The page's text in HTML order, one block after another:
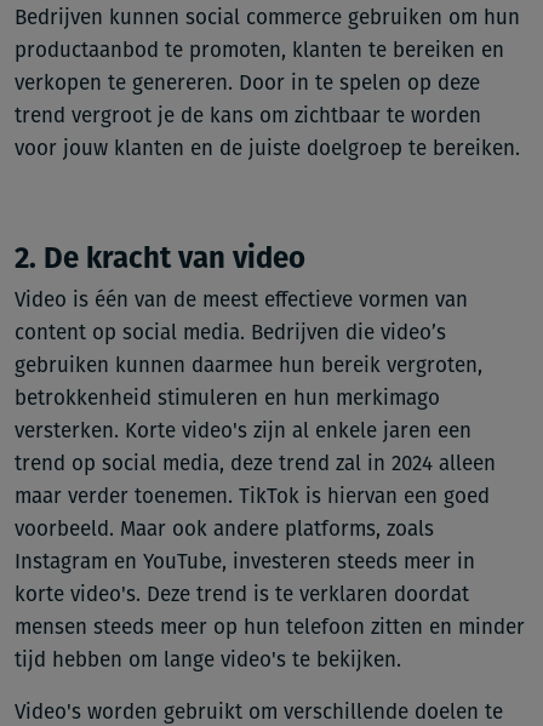
Bedrijven kunnen social commerce gebruiken om hun
productaanbod te promoten, klanten te bereiken en
verkopen te genereren. Door in te spelen op deze
trend vergroot je de kans om zichtbaar te worden
voor jouw klanten en de juiste doelgroep te bereiken.
2. De kracht van video
Video is één van de meest effectieve vormen van
content op social media. Bedrijven die video’s
gebruiken kunnen daarmee hun bereik vergroten,
betrokkenheid stimuleren en hun merkimago
versterken. Korte video's zijn al enkele jaren een
trend op social media, deze trend zal in 2024 alleen
maar verder toenemen. TikTok is hiervan een goed
voorbeeld. Maar ook andere platforms, zoals
Instagram en YouTube, investeren steeds meer in
korte video's. Deze trend is te verklaren doordat
mensen steeds meer op hun telefoon zitten en minder
tijd hebben om lange video's te bekijken.
Video's worden gebruikt om verschillende doelen te